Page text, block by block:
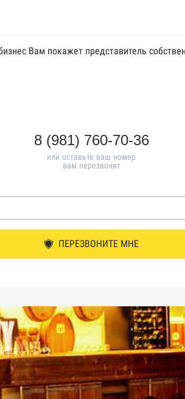
Вам покажет представитель
8 (981) 760-70-36
или оставьте ваш номер
вам перезвонят
ПЕРЕЗВОНИТЕ МНЕ